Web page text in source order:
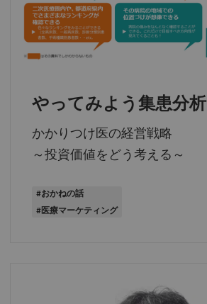
やってみよう集患分析
かかりつけ医の経営戦略
～投資価値をどう考える～
#おかねの話
#医療マーケティング